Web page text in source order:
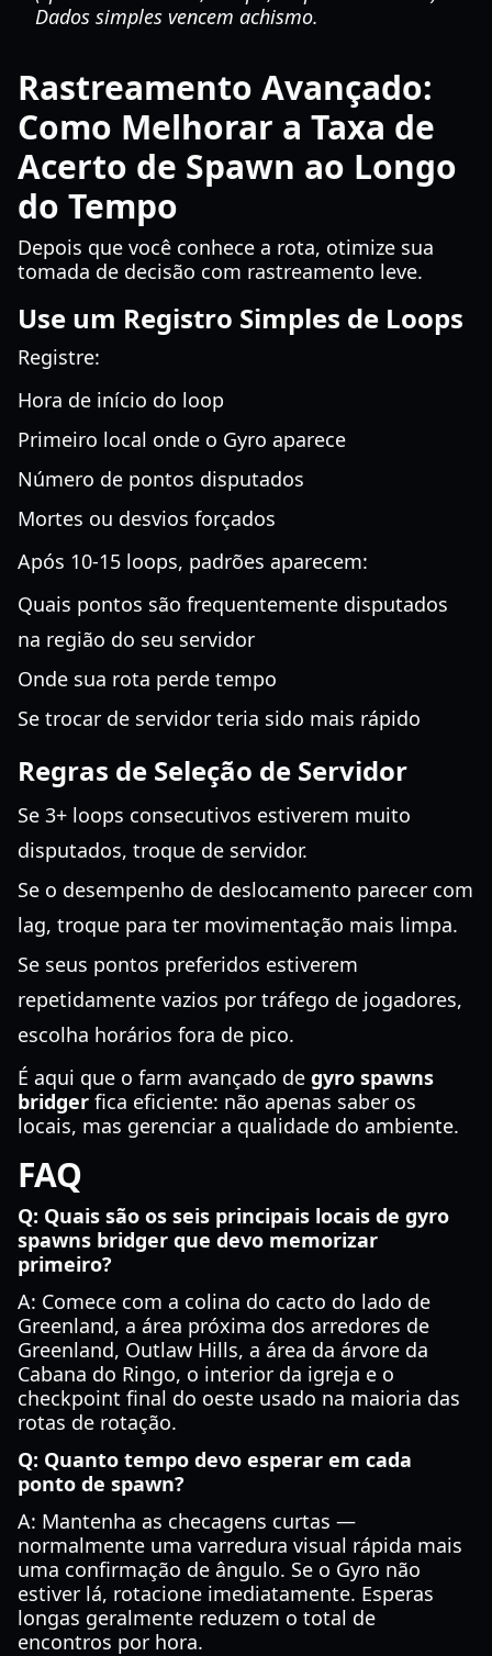
Dados simples vencem achismo.
Rastreamento Avançado:
Como Melhorar a Taxa de
Acerto de Spawn ao Longo
do Tempo
Depois que você conhece a rota, otimize sua
tomada de decisão com rastreamento leve.
Use um Registro Simples de Loops
Registre:
Hora de início do loop
Primeiro local onde o Gyro aparece
Número de pontos disputados
Mortes ou desvios forçados
Após 10-15 loops, padrões aparecem:
Quais pontos são frequentemente disputados
na região do seu servidor
Onde sua rota perde tempo
Se trocar de servidor teria sido mais rápido
Regras de Seleção de Servidor
Se 3+ loops consecutivos estiverem muito
disputados, troque de servidor.
Se o desempenho de deslocamento parecer com
lag, troque para ter movimentação mais limpa.
Se seus pontos preferidos estiverem
repetidamente vazios por tráfego de jogadores,
escolha horários fora de pico.
É aqui que o farm avançado de gyro spawns
bridger fica eficiente: não apenas saber os
locais, mas gerenciar a qualidade do ambiente.
FAQ
Q: Quais são os seis principais locais de gyro
spawns bridger que devo memorizar
primeiro?
A: Comece com a colina do cacto do lado de
Greenland, a área próxima dos arredores de
Greenland, Outlaw Hills, a área da árvore da
Cabana do Ringo, o interior da igreja e o
checkpoint final do oeste usado na maioria das
rotas de rotação.
Q: Quanto tempo devo esperar em cada
ponto de spawn?
A: Mantenha as checagens curtas —
normalmente uma varredura visual rápida mais
uma confirmação de ângulo. Se o Gyro não
estiver lá, rotacione imediatamente. Esperas
longas geralmente reduzem o total de
encontros por hora.